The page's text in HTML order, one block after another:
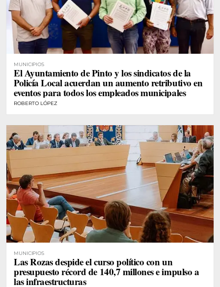
MUNICIPIOS
El Ayuntamiento de Pinto y los sindicatos de la
Policía Local acuerdan un aumento retributivo en
eventos para todos los empleados municipales
ROBERTO LÓPEZ
MUNICIPIOS
Las Rozas despide el curso político con un
presupuesto récord de 140,7 millones e impulso a
las infraestructuras